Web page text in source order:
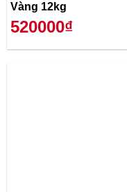
Vàng 12kg
520000₫